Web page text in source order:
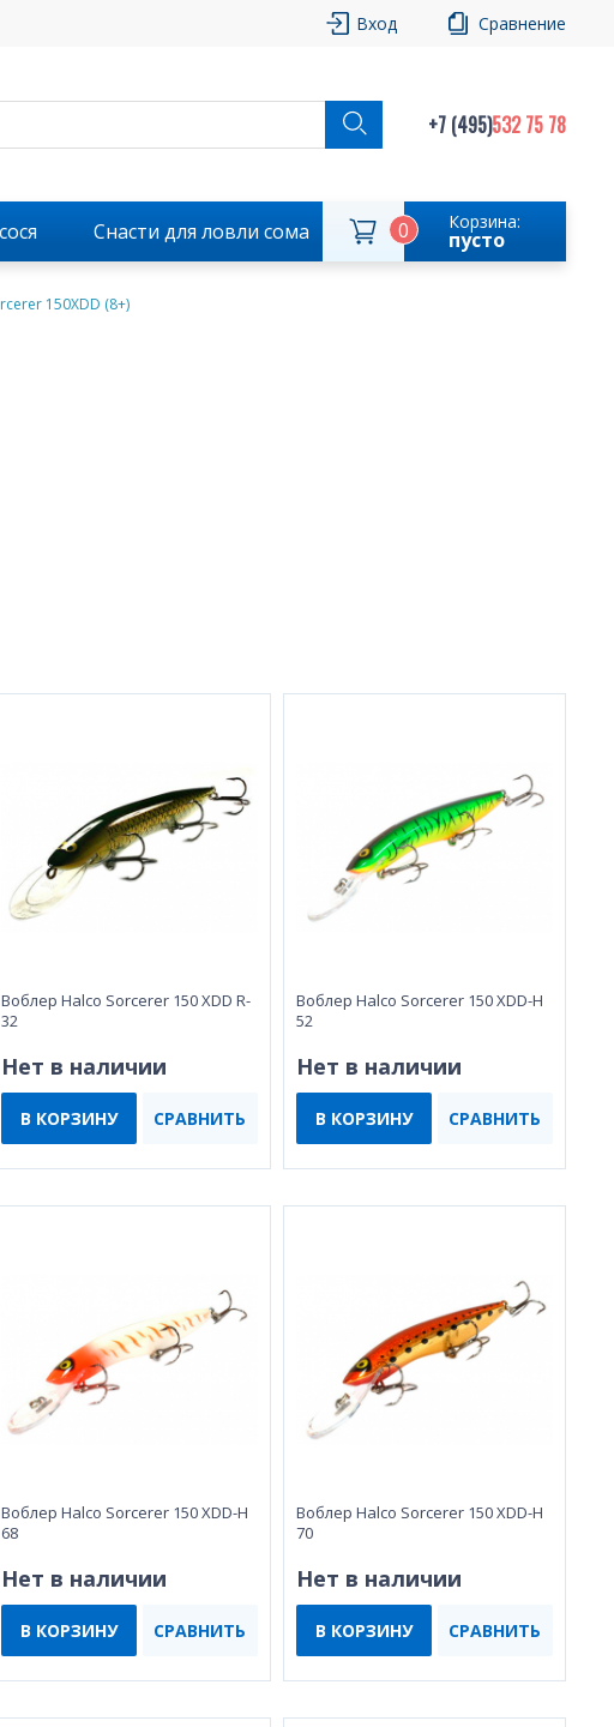
Вход Сравнение
+7 (495)532 75 78
Снасти для ловли сома Корзина:
пусто
0
150XDD (8+)
Воблер Halco Sorcerer 150 XDD R-
32
Нет в наличии
В КОРЗИНУ СРАВНИТЬ
Воблер Halco Sorcerer 150 XDD-H
52
Нет в наличии
В КОРЗИНУ СРАВНИТЬ
Воблер Halco Sorcerer 150 XDD-H
68
Нет в наличии
В КОРЗИНУ СРАВНИТЬ
Воблер Halco Sorcerer 150 XDD-H
70
Нет в наличии
В КОРЗИНУ СРАВНИТЬ